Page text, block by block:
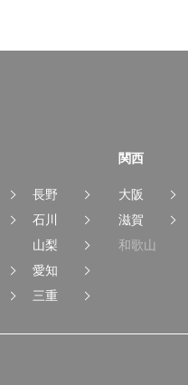
長野
石川
山梨
愛知
三重
関西
大阪
滋賀
和歌山